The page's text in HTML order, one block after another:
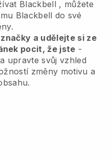
Blackbell , můžete
Blackbell do své
a udělejte si ze
pocit, že jste -
upravte svůj vzhled
změny motivu a